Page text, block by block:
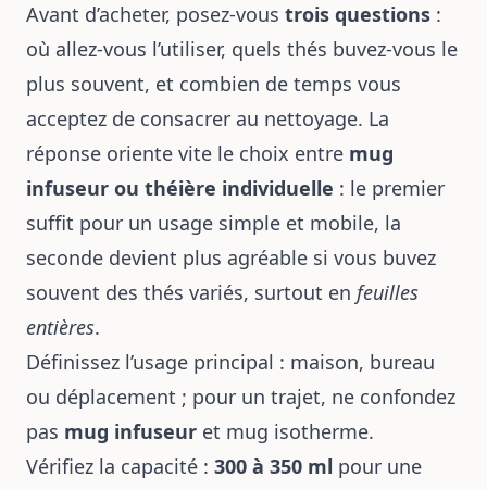
Avant d’acheter, posez-vous trois questions :
où allez-vous l’utiliser, quels thés buvez-vous le
plus souvent, et combien de temps vous
acceptez de consacrer au nettoyage. La
réponse oriente vite le choix entre mug
infuseur ou théière individuelle : le premier
suffit pour un usage simple et mobile, la
seconde devient plus agréable si vous buvez
souvent des thés variés, surtout en feuilles
entières.
Définissez l’usage principal : maison, bureau
ou déplacement ; pour un trajet, ne confondez
pas mug infuseur et mug isotherme.
Vérifiez la capacité : 300 à 350 ml pour une